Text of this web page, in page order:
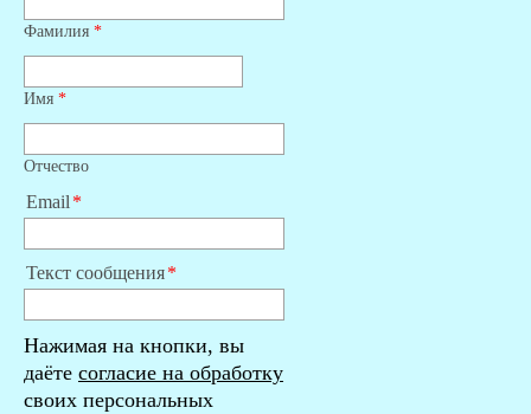
Фамилия *
Имя *
Отчество
Email
Текст сообщения
Нажимая на кнопки, вы
даёте согласие на обработку
своих персональных